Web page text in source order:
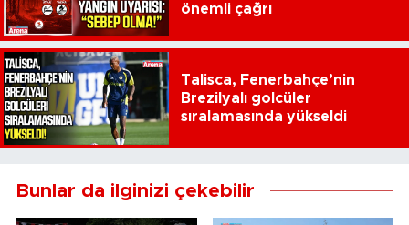
önemli çağrı
Talisca, Fenerbahçe’nin
Brezilyalı golcüler
sıralamasında yükseldi
Bunlar da ilginizi çekebilir